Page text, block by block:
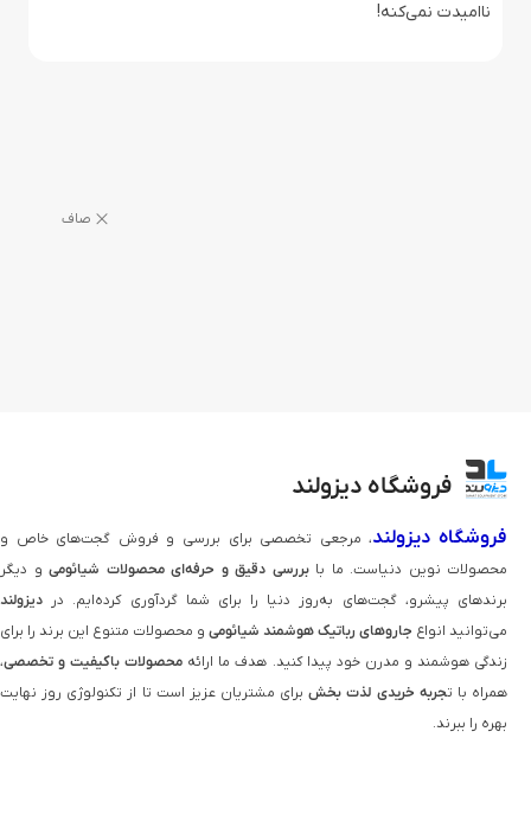
ناامیدت نمی‌کنه!
فروشگاه دیزولند
فروشگاه دیزولند، مرجعی تخصصی برای بررسی و فروش گجت‌های خاص و
محصولات نوین دنیاست. ما بابررسی دقیق و حرفه‌ای محصولات شیائومی و دیگر
برندهای پیشرو، گجت‌های به‌روز دنیا را برای شما گردآوری کرده‌ایم. در دیزولند
می‌توانید انواع جاروهای رباتیک هوشمند شیائومی و محصولات متنوع این برند را برای
زندگی هوشمند و مدرن خود پیدا کنید. هدف ما ارائه محصولات باکیفیت و تخصصی،
همراه با تجربه خریدی لذت‌ بخشبرای مشتریان عزیز است تا از تکنولوژی روز نهایت
بهره را ببرند.